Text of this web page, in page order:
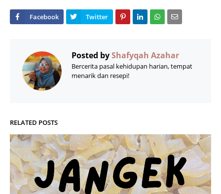
Posted byShafyqah Azahar
Bercerita pasal kehidupan harian, tempat
menarik dan resepi!
RELATED POSTS